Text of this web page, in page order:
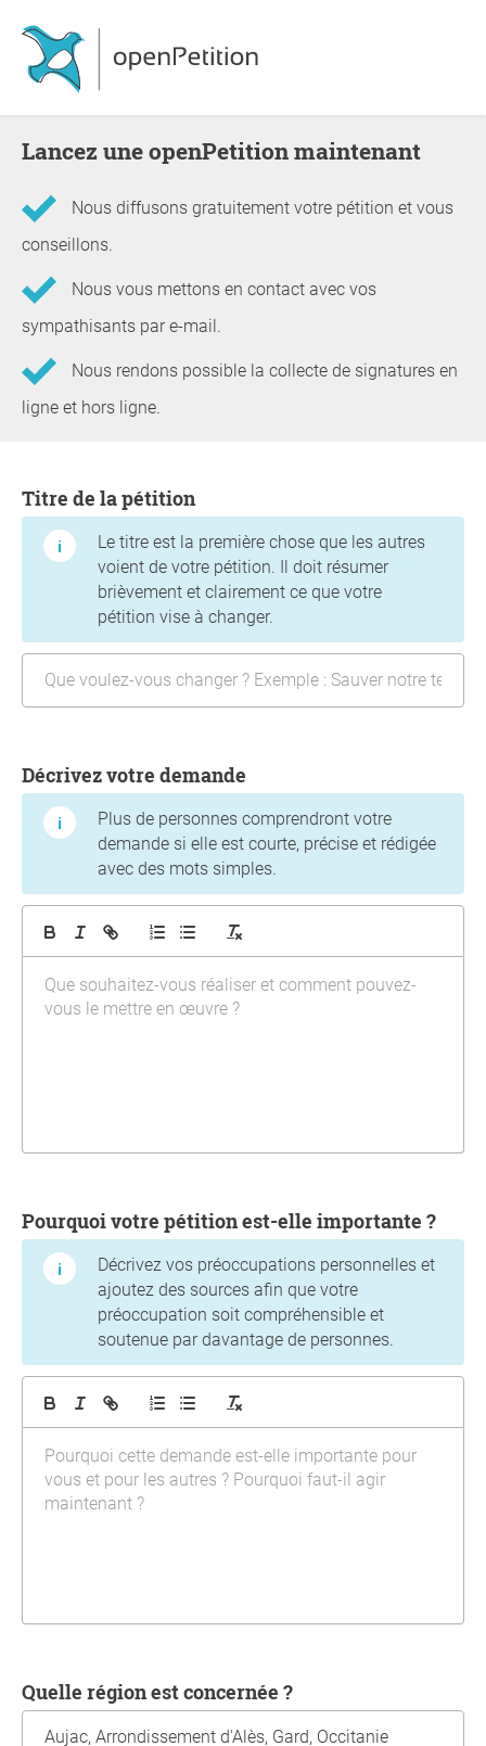
Lancez une openPetition maintenant
Nous diffusons gratuitement votre pétition et vous
conseillons.
Nous vous mettons en contact avec vos
sympathisants par e-mail.
Nous rendons possible la collecte de signatures en
ligne et hors ligne.
Titre de la pétition
Le titre est la première chose que les autres
voient de votre pétition. Il doit résumer
brièvement et clairement ce que votre
pétition vise à changer.
Décrivez votre demande
Plus de personnes comprendront votre
demande si elle est courte, précise et rédigée
avec des mots simples.
Pourquoi votre pétition est-elle importante ?
Décrivez vos préoccupations personnelles et
ajoutez des sources afin que votre
préoccupation soit compréhensible et
soutenue par davantage de personnes.
Quelle région est concernée ?